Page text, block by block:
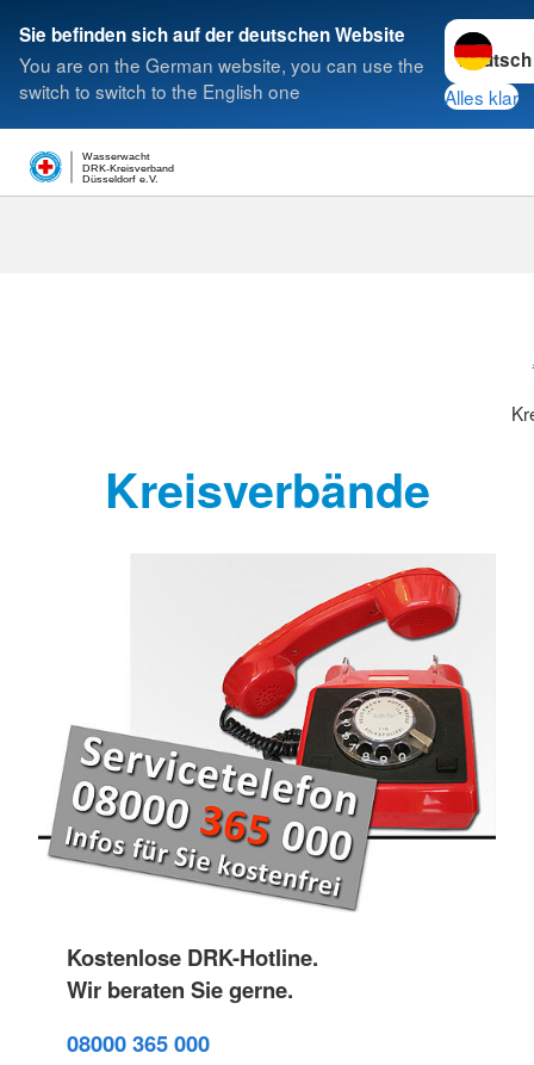
Sie befinden sich auf der deutschen Website
You are on the German website, you can use the
switch to switch to the English one
Sprache
Alles klar
Düsseldorf e.V.
DRK-Kreisverband
Wasserwacht
Suche
Kreisverbände
Kostenlose DRK-Hotline.
Wir beraten Sie gerne.
08000 365 000